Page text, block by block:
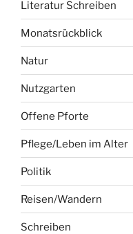
Literatur Schreiben
Monatsrückblick
Natur
Nutzgarten
Offene Pforte
Pflege/Leben im Alter
Politik
Reisen/Wandern
Schreiben